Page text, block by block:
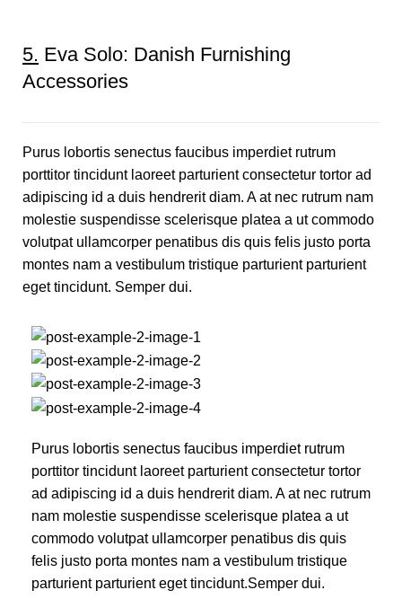
5. Eva Solo: Danish Furnishing
Accessories
Purus lobortis senectus faucibus imperdiet rutrum
porttitor tincidunt laoreet parturient consectetur tortor ad
adipiscing id a duis hendrerit diam. A at nec rutrum nam
molestie suspendisse scelerisque platea a ut commodo
volutpat ullamcorper penatibus dis quis felis justo porta
montes nam a vestibulum tristique parturient parturient
eget tincidunt. Semper dui.
Purus lobortis senectus faucibus imperdiet rutrum
porttitor tincidunt laoreet parturient consectetur tortor
ad adipiscing id a duis hendrerit diam. A at nec rutrum
nam molestie suspendisse scelerisque platea a ut
commodo volutpat ullamcorper penatibus dis quis
felis justo porta montes nam a vestibulum tristique
parturient parturient eget tincidunt.Semper dui.